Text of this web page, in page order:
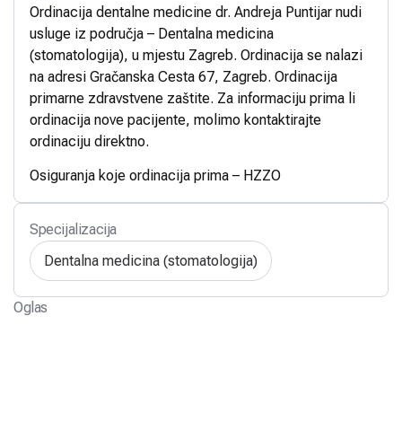
Ordinacija dentalne medicine dr. Andreja Puntijar nudi
usluge iz područja – Dentalna medicina
(stomatologija), u mjestu Zagreb. Ordinacija se nalazi
na adresi Gračanska Cesta 67, Zagreb. Ordinacija
primarne zdravstvene zaštite. Za informaciju prima li
ordinacija nove pacijente, molimo kontaktirajte
ordinaciju direktno.
Osiguranja koje ordinacija prima – HZZO
Specijalizacija
Dentalna medicina (stomatologija)
Oglas